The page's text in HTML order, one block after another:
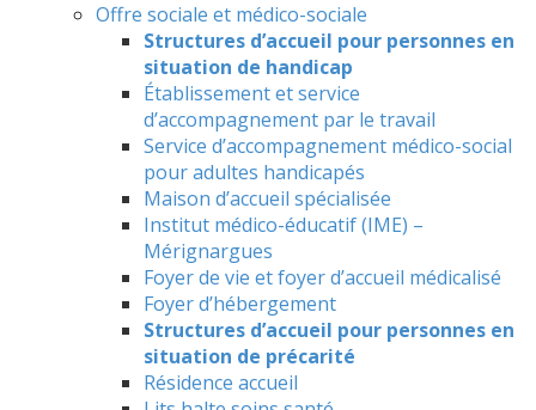
Offre sociale et médico-sociale
Structures d’accueil pour personnes en
situation de handicap
Établissement et service
d’accompagnement par le travail
Service d’accompagnement médico-social
pour adultes handicapés
Maison d’accueil spécialisée
Institut médico-éducatif (IME) –
Mérignargues
Foyer de vie et foyer d’accueil médicalisé
Foyer d’hébergement
Structures d’accueil pour personnes en
situation de précarité
Résidence accueil